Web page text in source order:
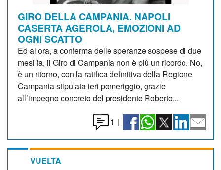
GIRO DELLA CAMPANIA. NAPOLI
CASERTA AGEROLA, EMOZIONI AD
OGNI SCATTO
Ed allora, a conferma delle speranze sospese di due
mesi fa, il Giro di Campania non è più un ricordo. No,
è un ritorno, con la ratifica definitiva della Regione
Campania stipulata ieri pomeriggio, grazie
all’impegno concreto del presidente Roberto...
1 |
VUELTA